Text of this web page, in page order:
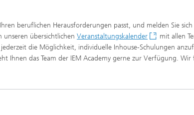
beruflichen Herausforderungen passt, und melden Sie
unseren übersichtlichen Veranstaltungskalender
mit allen
die Möglichkeit, individuelle Inhouse-Schulungen
Ihnen das Team der IEM Academy gerne zur Verfügung. Wir